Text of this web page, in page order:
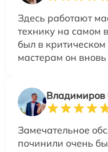
Здесь работают
технику на самом
был в критическом
мастерам он
Владимиров
Замечательное
починили очень